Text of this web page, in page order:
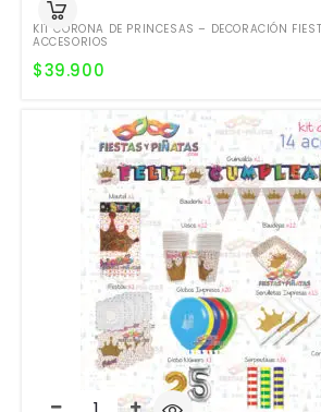
KIT CORONA DE PRINCESAS – DECORACIÓN
ACCESORIOS
$39.900